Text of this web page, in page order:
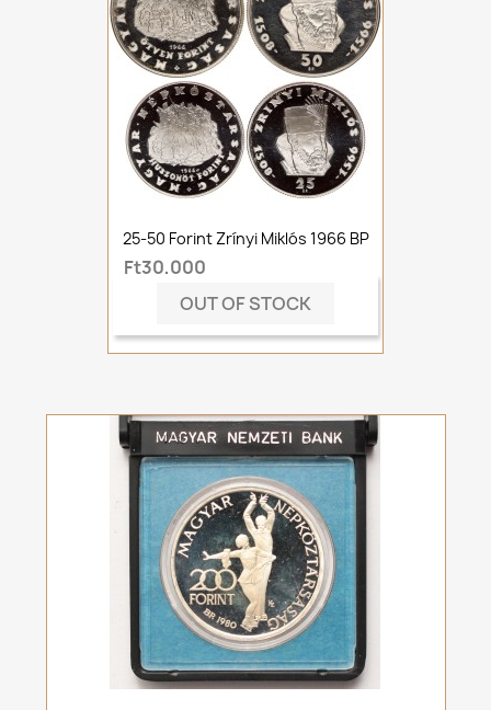
25-50 Forint Zrínyi Miklós 1966 BP
Ft30,000
OUT OF STOCK